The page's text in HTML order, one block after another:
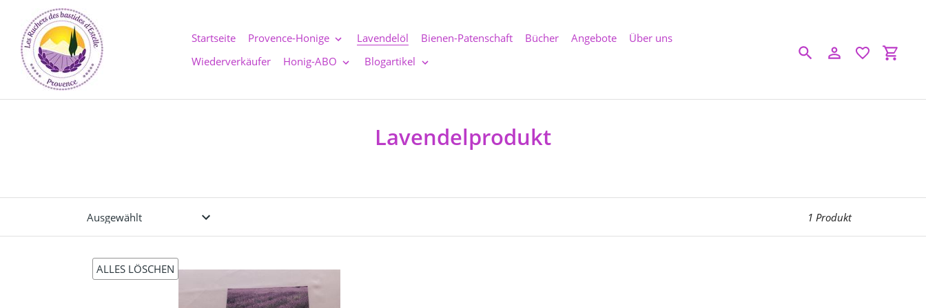
Inhalt
Startseite Provence-Honige Lavendelöl Bienen-Patenschaft Bücher Angebote
Über uns
Wiederverkäufer
Honig-ABO Blogartikel SuchenEinloggen
S
l
Lavendelprodukt
1 Produkt
ALLES LÖSCHEN